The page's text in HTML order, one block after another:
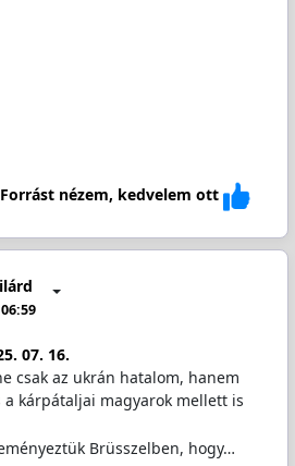
Forrást nézem, kedvelem ott
07. 16.
csak az ukrán hatalom, hanem
a kárpátaljai magyarok mellett is
Brüsszelben, hogy…